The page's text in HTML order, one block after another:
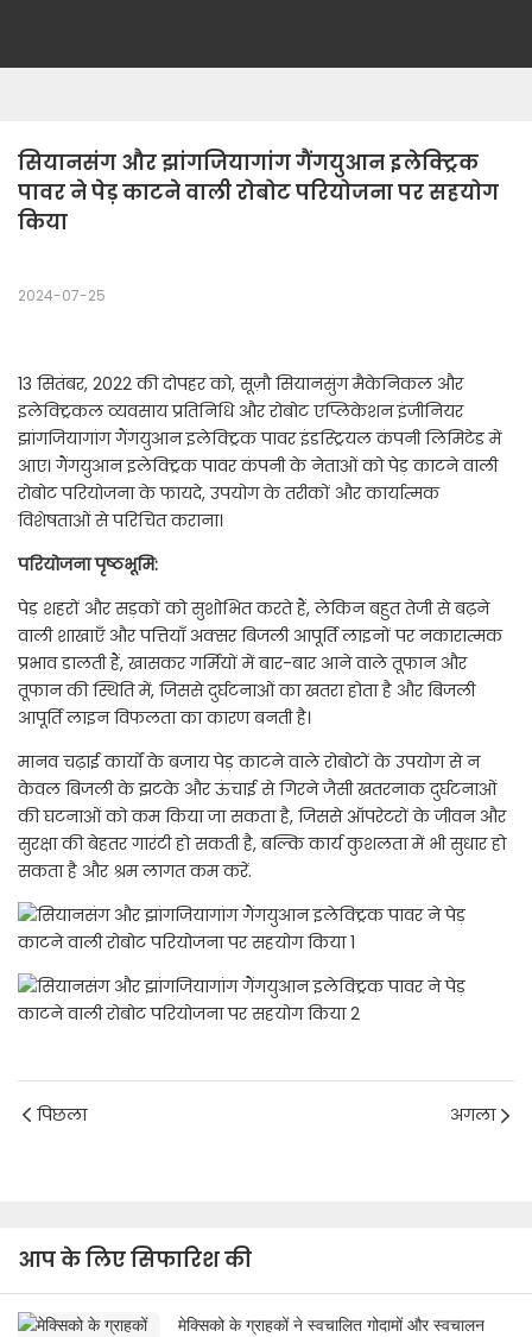
सियानसंग और झांगजियागांग गैंगयुआन इलेक्ट्रिक
पावर ने पेड़ काटने वाली रोबोट परियोजना पर सहयोग
किया
2024-07-25
13 सितंबर, 2022 की दोपहर को, सूज़ौ सियानसुंग मैकेनिकल और
इलेक्ट्रिकल व्यवसाय प्रतिनिधि और रोबोट एप्लिकेशन इंजीनियर
झांगजियागांग गैंगयुआन इलेक्ट्रिक पावर इंडस्ट्रियल कंपनी लिमिटेड में
आए। गैंगयुआन इलेक्ट्रिक पावर कंपनी के नेताओं को पेड़ काटने वाली
रोबोट परियोजना के फायदे, उपयोग के तरीकों और कार्यात्मक
विशेषताओं से परिचित कराना।
परियोजना पृष्ठभूमि:
पेड़ शहरों और सड़कों को सुशोभित करते हैं, लेकिन बहुत तेजी से बढ़ने
वाली शाखाएँ और पत्तियाँ अक्सर बिजली आपूर्ति लाइनों पर नकारात्मक
प्रभाव डालती हैं, खासकर गर्मियों में बार-बार आने वाले तूफान और
तूफान की स्थिति में, जिससे दुर्घटनाओं का खतरा होता है और बिजली
आपूर्ति लाइन विफलता का कारण बनती है।
मानव चढ़ाई कार्यों के बजाय पेड़ काटने वाले रोबोटों के उपयोग से न
केवल बिजली के झटके और ऊंचाई से गिरने जैसी खतरनाक दुर्घटनाओं
की घटनाओं को कम किया जा सकता है, जिससे ऑपरेटरों के जीवन और
सुरक्षा की बेहतर गारंटी हो सकती है, बल्कि कार्य कुशलता में भी सुधार हो
सकता है और श्रम लागत कम करें.
पिछला अगला
आप के लिए सिफारिश की
मेक्सिको के ग्राहकों ने स्वचालित गोदामों और स्वचालन